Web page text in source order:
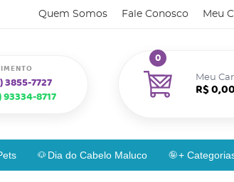
Quem Somos Fale Conosco Meu
3855-7727
93334-8717
Meu
0
R$ 0,00
Dia do Cabelo Maluco +